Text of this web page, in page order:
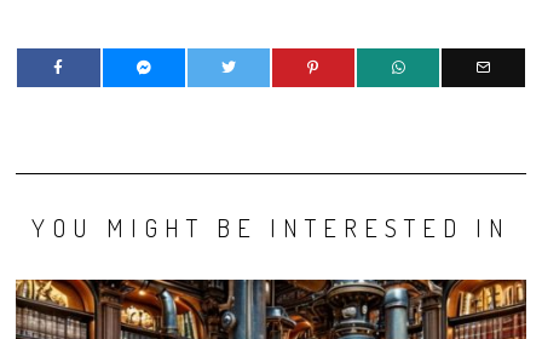
YOU MIGHT BE INTERESTED IN